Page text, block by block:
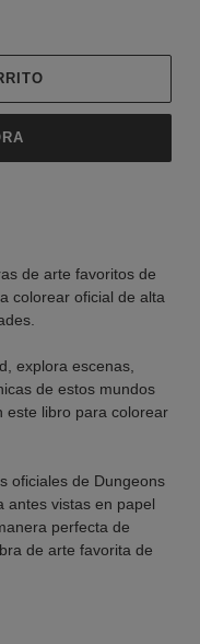
de arte favoritos de
colorear oficial de alta
explora escenas,
de estos mundos
este libro para colorear
oficiales de Dungeons
antes vistas en papel
perfecta de
de arte favorita de